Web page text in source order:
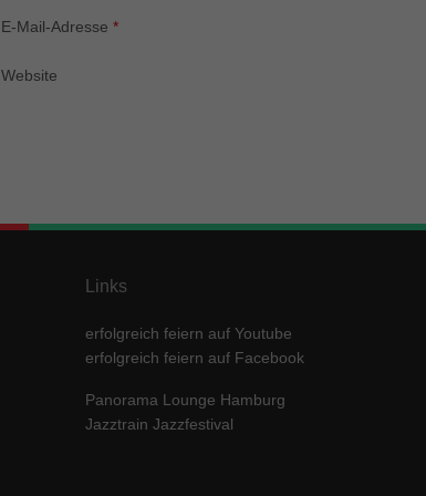
E-Mail-Adresse *
Website
Links
erfolgreich feiern auf Youtube
erfolgreich feiern auf Facebook
Panorama Lounge Hamburg
Jazztrain Jazzfestival
Cookie-Informationen anzeigen
Inhalte von Videoplattformen und Social-Media-Plattformen werden
Wenn Cookies von externen Medien akzeptiert werden, bedarf der
keiner manuellen Einwilligung mehr.